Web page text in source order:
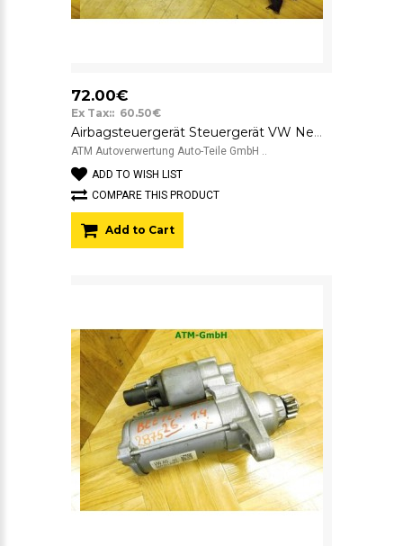
72.00€
Ex Tax:: 60.50€
Airbagsteuergerät Steuergerät VW New Beetle 1J0909609 12v
ATM Autoverwertung Auto-Teile GmbH ..
ADD TO WISH LIST
COMPARE THIS PRODUCT
Add to Cart